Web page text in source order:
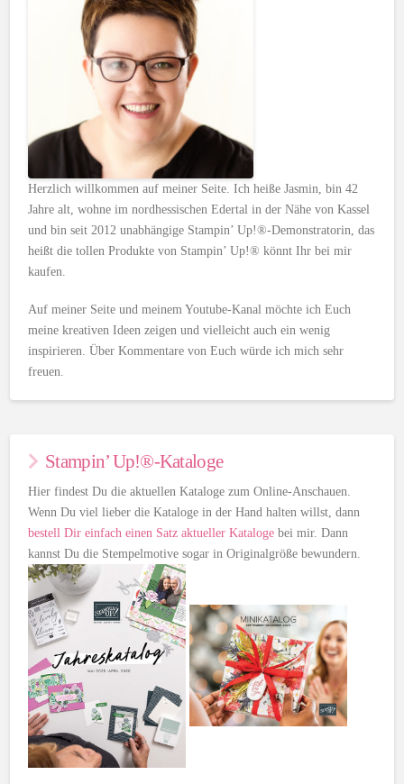
Herzlich willkommen auf meiner Seite. Ich heiße Jasmin, bin 42
Jahre alt, wohne im nordhessischen Edertal in der Nähe von Kassel
und bin seit 2012 unabhängige Stampin’ Up!®-Demonstratorin, das
heißt die tollen Produkte von Stampin’ Up!® könnt Ihr bei mir
kaufen.
Auf meiner Seite und meinem Youtube-Kanal möchte ich Euch
meine kreativen Ideen zeigen und vielleicht auch ein wenig
inspirieren. Über Kommentare von Euch würde ich mich sehr
freuen.
Stampin’ Up!®-Kataloge
Hier findest Du die aktuellen Kataloge zum Online-Anschauen.
Wenn Du viel lieber die Kataloge in der Hand halten willst, dann
bestell Dir einfach einen Satz aktueller Kataloge bei mir. Dann
kannst Du die Stempelmotive sogar in Originalgröße bewundern.